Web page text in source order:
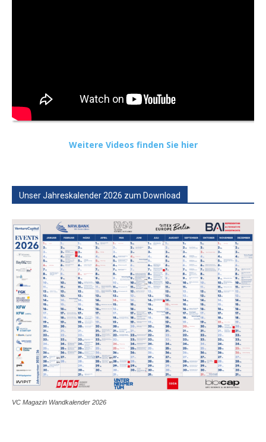
Weitere Videos finden Sie hier
Unser Jahreskalender 2026 zum Download
VC Magazin Wandkalender 2026